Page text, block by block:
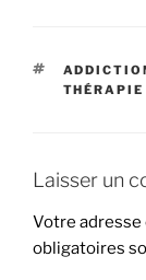
THÉRAPIE
Laisser un
Votre adresse
obligatoires